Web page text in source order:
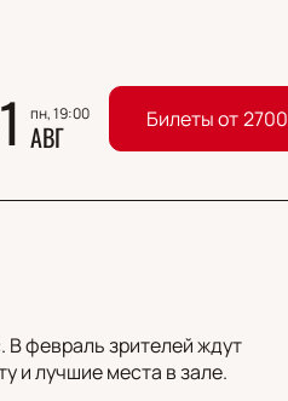
пн, 19:00
АВГ Билеты от 2700
В февраль зрителей ждут
и лучшие места в зале.